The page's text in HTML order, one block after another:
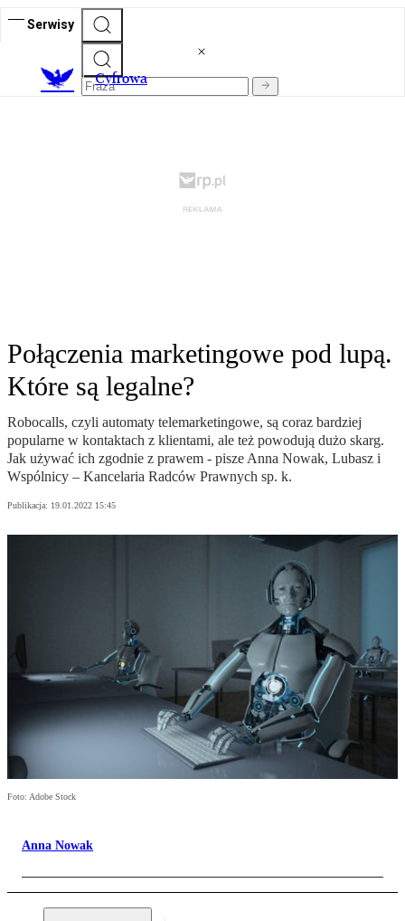
Serwisy
Cyfrowa
Połączenia marketingowe pod lupą.
Które są legalne?
Robocalls, czyli automaty telemarketingowe, są coraz bardziej
popularne w kontaktach z klientami, ale też powodują dużo skarg.
Jak używać ich zgodnie z prawem - pisze Anna Nowak, Lubasz i
Wspólnicy – Kancelaria Radców Prawnych sp. k.
Publikacja: 19.01.2022 15:45
Foto: Adobe Stock
Anna Nowak